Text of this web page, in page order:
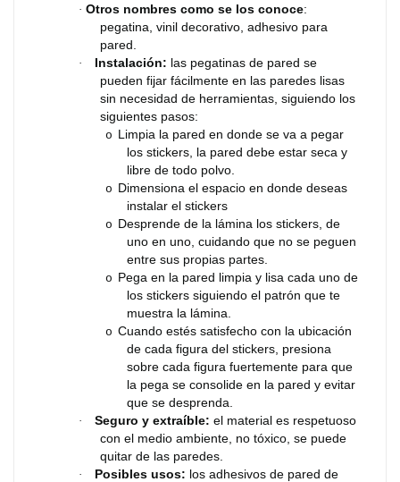
· Otros nombres como se los conoce:
pegatina, vinil decorativo, adhesivo para
pared.
· Instalación: las pegatinas de pared se
pueden fijar fácilmente en las paredes lisas
sin necesidad de herramientas, siguiendo los
siguientes pasos:
o Limpia la pared en donde se va a pegar
los stickers, la pared debe estar seca y
libre de todo polvo.
o Dimensiona el espacio en donde deseas
instalar el stickers
o Desprende de la lámina los stickers, de
uno en uno, cuidando que no se peguen
entre sus propias partes.
o Pega en la pared limpia y lisa cada uno de
los stickers siguiendo el patrón que te
muestra la lámina.
o Cuando estés satisfecho con la ubicación
de cada figura del stickers, presiona
sobre cada figura fuertemente para que
la pega se consolide en la pared y evitar
que se desprenda.
· Seguro y extraíble: el material es respetuoso
con el medio ambiente, no tóxico, se puede
quitar de las paredes.
· Posibles usos: los adhesivos de pared de